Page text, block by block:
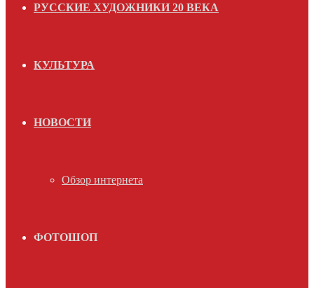
РУССКИЕ ХУДОЖНИКИ 20 ВЕКА
КУЛЬТУРА
НОВОСТИ
Обзор интернета
ФОТОШОП